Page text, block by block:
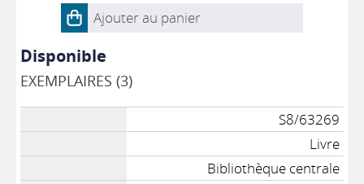
Ajouter au panier
Disponible
EXEMPLAIRES (3)
S8/63269
Livre
Bibliothèque centrale